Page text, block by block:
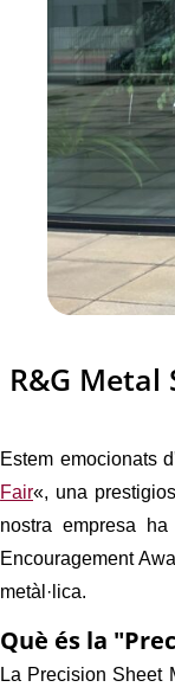
R&G
Estem emocionats
Fair«, una
nostra empresa
Encouragement
metàl·lica.
Què és la
La Precision Sheet